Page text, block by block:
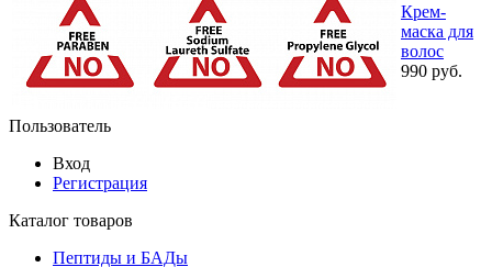
Крем-
маска для
волос
990 руб.
Пользователь
Вход
Регистрация
Каталог товаров
Пептиды и БАДы